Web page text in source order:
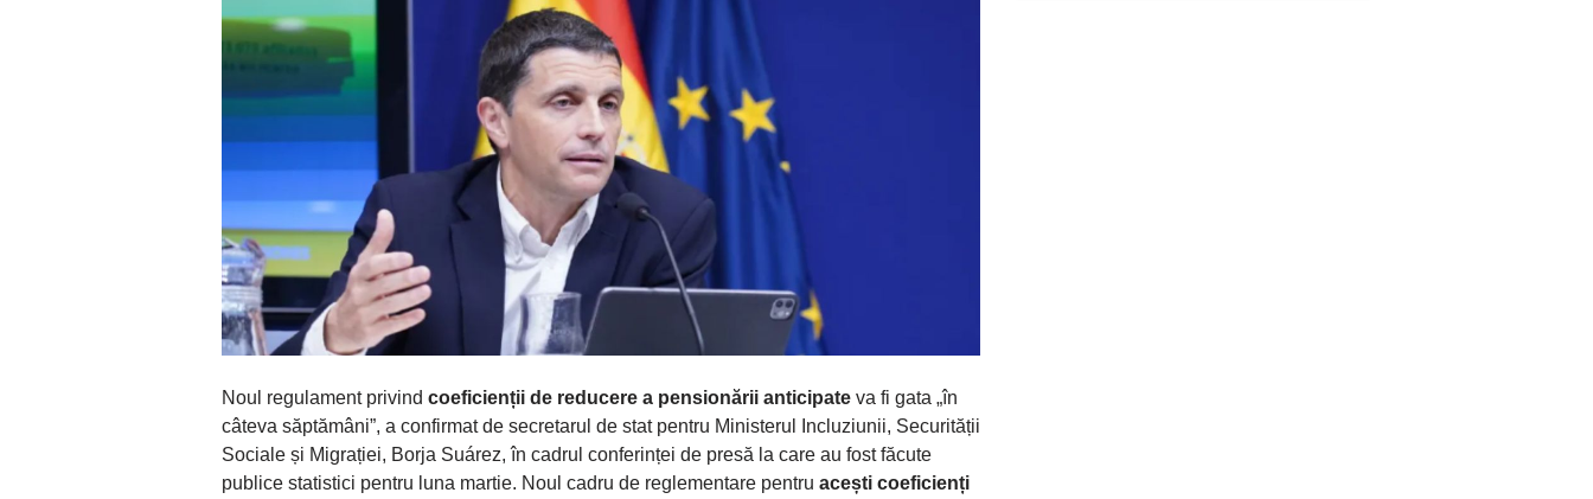
Noul regulament privind coeficienții de reducere a pensionării anticipate va fi gata „în
câteva săptămâni”, a confirmat de secretarul de stat pentru Ministerul Incluziunii, Securității
Sociale și Migrației, Borja Suárez, în cadrul conferinței de presă la care au fost făcute
publice statistici pentru luna martie. Noul cadru de reglementare pentru acești coeficienți